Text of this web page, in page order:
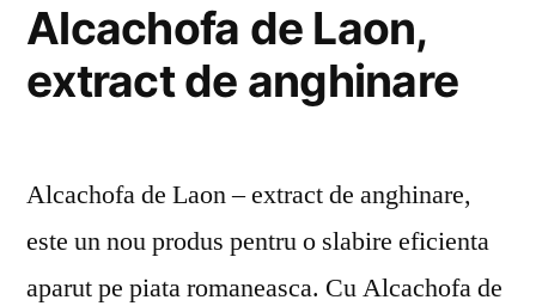
Alcachofa de Laon,
extract de anghinare
Alcachofa de Laon – extract de anghinare,
este un nou produs pentru o slabire eficienta
aparut pe piata romaneasca. Cu Alcachofa de